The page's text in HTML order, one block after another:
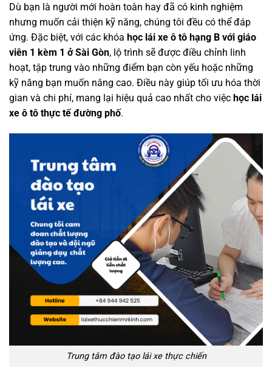
Dù bạn là người mới hoàn toàn hay đã có kinh nghiệm
nhưng muốn cải thiện kỹ năng, chúng tôi đều có thể đáp
ứng. Đặc biệt, với các khóa học lái xe ô tô hạng B với giáo
viên 1 kèm 1 ở Sài Gòn, lộ trình sẽ được điều chỉnh linh
hoạt, tập trung vào những điểm bạn còn yếu hoặc những
kỹ năng bạn muốn nâng cao. Điều này giúp tối ưu hóa thời
gian và chi phí, mang lại hiệu quả cao nhất cho việc học lái
xe ô tô thực tế đường phố.
Trung tâm đào tạo lái xe thực chiến